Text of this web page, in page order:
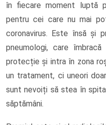
în fiecare moment luptă
pentru cei care nu mai
coronavirus. Este însă și
pneumologi, care
protecție și intra în zona
un tratament, ci uneori
sunt nevoiți să stea în
săptămâni.